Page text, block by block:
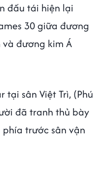
đấu tái hiện lại
30 giữa đương
và đương kim Á
tại sân Việt Trì, (Phú
đã tranh thủ bày
trước sân vận